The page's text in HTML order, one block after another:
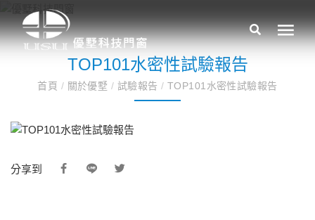
TOP101水密性試驗報告
首頁 / 關於優墅 / 試驗報告 / TOP101水密性試驗報告
分享到